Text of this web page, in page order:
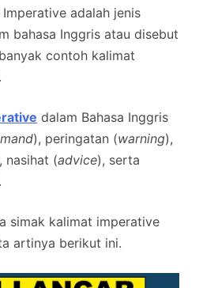
adalah jenis
bahasa Inggris atau disebut
contoh kalimat
dalam Bahasa Inggris
), peringatan (warning),
nasihat (advice), serta
simak kalimat imperative
artinya berikut ini.